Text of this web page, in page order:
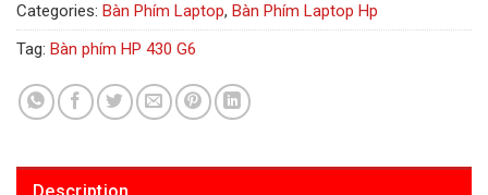
Categories: Bàn Phím Laptop, Bàn Phím Laptop Hp
Tag: Bàn phím HP 430 G6